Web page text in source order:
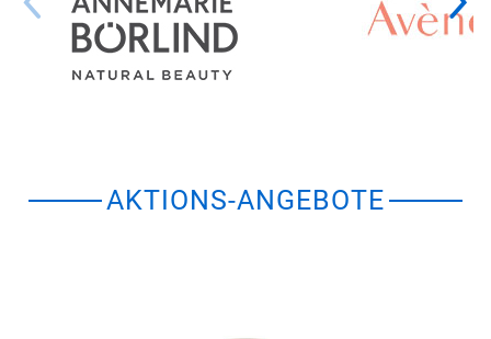
AKTIONS-ANGEBOTE